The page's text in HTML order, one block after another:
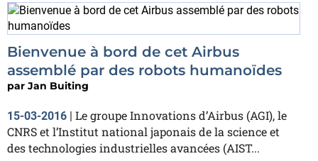
Bienvenue à bord de cet Airbus
assemblé par des robots humanoïdes
par Jan Buiting
15-03-2016 | Le groupe Innovations d’Airbus (AGI), le
CNRS et l’Institut national japonais de la science et
des technologies industrielles avancées (AIST...